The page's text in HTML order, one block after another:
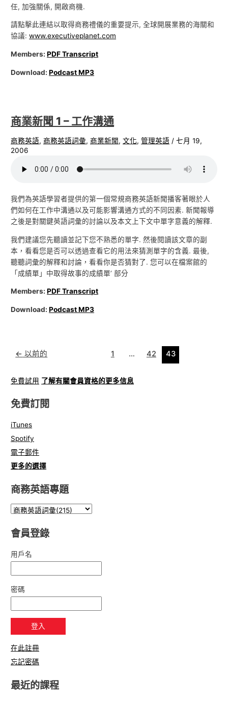
任, 加強關係, 開啟商機.
請點擊此連結以取得商務禮儀的重要提示, 全球開展業務的海關和
協議:www.executiveplanet.com
Members:PDF Transcript
Download:Podcast MP3
商業新聞 1 – 工作溝通
商務英語,商務英語詞彙,商業新聞,文化,管理英語 /七月 19,
2006
我們為英語學習者提供的第一個常規商務英語新聞播客著眼於人
們如何在工作中溝通以及可能影響溝通方式的不同因素. 新聞報導
之後是對關鍵英語詞彙的討論以及本文上下文中單字意義的解釋.
我們建議您先聽讀並記下您不熟悉的單字. 然後閱讀該文章的副
本，看看您是否可以透過查看它的用法來猜測單字的含義. 最後,
聽聽詞彙的解釋和討論，看看你是否猜對了. 您可以在檔案館的
「成績單」中取得故事的成績單’ 部分
Members:PDF Transcript
Download:Podcast MP3
← 以前的 1 … 42 43
免費試用 了解有關會員資格的更多信息
免費訂閱
iTunes
Spotify
電子郵件
更多的選擇
商務英語專題
會員登錄
用戶名
密碼
在此註冊
忘記密碼
最近的課程